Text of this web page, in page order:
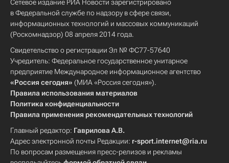
Сетевое издание РИА Новости зарегистрировано
в Федеральной службе по надзору в сфере связи,
информационных технологий и массовых коммуникаций
(Роскомнадзор) 08 апреля 2014 года.
Свидетельство о регистрации Эл № ФС77-57640
Учредитель: Федеральное государственное унитарное
предприятие Международное информационное агентство
«Россия сегодня» (МИА «Россия сегодня»).
Правила использования материалов
Политика конфиденциальности
Правила применения рекомендательных технологий
Главный редактор: Гаврилова А.В.
Адрес электронной почты Редакции: r-sport.internet@ria.ru
По вопросам размещения пресс-релизов и рекламы